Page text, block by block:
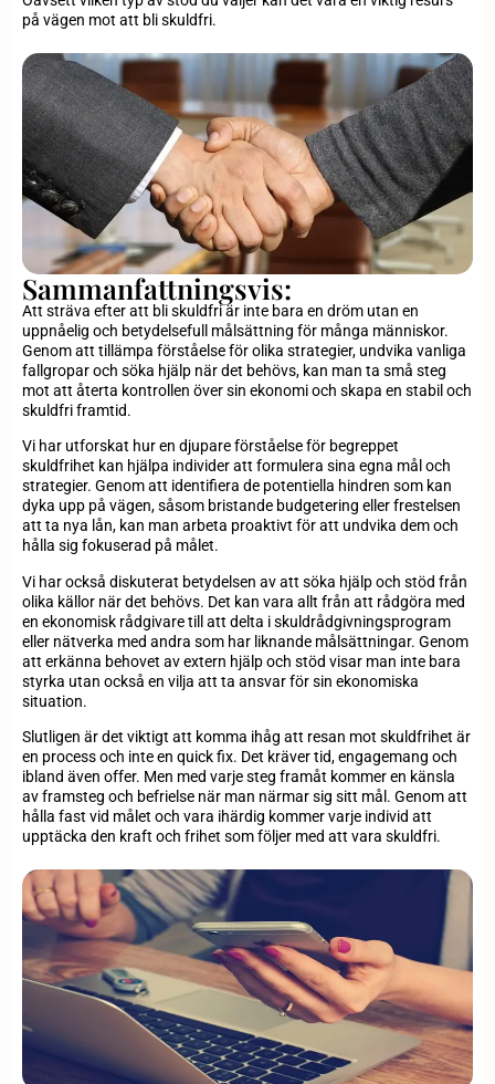
på vägen mot att bli skuldfri.
Sammanfattningsvis:
Att sträva efter att bli skuldfri är inte bara en dröm utan en
uppnåelig och betydelsefull målsättning för många människor.
Genom att tillämpa förståelse för olika strategier, undvika vanliga
fallgropar och söka hjälp när det behövs, kan man ta små steg
mot att återta kontrollen över sin ekonomi och skapa en stabil och
skuldfri framtid.
Vi har utforskat hur en djupare förståelse för begreppet
skuldfrihet kan hjälpa individer att formulera sina egna mål och
strategier. Genom att identifiera de potentiella hindren som kan
dyka upp på vägen, såsom bristande budgetering eller frestelsen
att ta nya lån, kan man arbeta proaktivt för att undvika dem och
hålla sig fokuserad på målet.
Vi har också diskuterat betydelsen av att söka hjälp och stöd från
olika källor när det behövs. Det kan vara allt från att rådgöra med
en ekonomisk rådgivare till att delta i skuldrådgivningsprogram
eller nätverka med andra som har liknande målsättningar. Genom
att erkänna behovet av extern hjälp och stöd visar man inte bara
styrka utan också en vilja att ta ansvar för sin ekonomiska
situation.
Slutligen är det viktigt att komma ihåg att resan mot skuldfrihet är
en process och inte en quick fix. Det kräver tid, engagemang och
ibland även offer. Men med varje steg framåt kommer en känsla
av framsteg och befrielse när man närmar sig sitt mål. Genom att
hålla fast vid målet och vara ihärdig kommer varje individ att
upptäcka den kraft och frihet som följer med att vara skuldfri.